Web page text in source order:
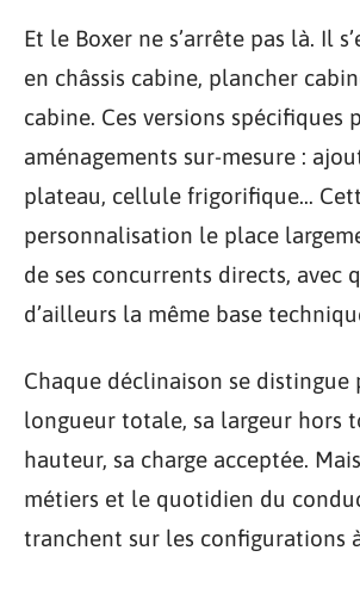
Et le Boxer ne s’arrête pas là. Il
en châssis cabine, plancher
cabine. Ces versions spécifiques
aménagements sur-mesure :
plateau, cellule frigorifique…
personnalisation le place
de ses concurrents directs, avec
d’ailleurs la même base
Chaque déclinaison se distingue
longueur totale, sa largeur hors
hauteur, sa charge acceptée.
métiers et le quotidien du
tranchent sur les configurations